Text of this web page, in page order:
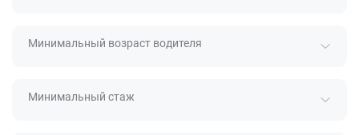
Минимальный возраст водителя
Минимальный стаж